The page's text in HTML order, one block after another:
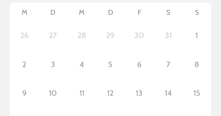
M D M D F S S
26 27 28 29 30 31 1
2 3 4 5 6 7 8
9 10 11 12 13 14 15